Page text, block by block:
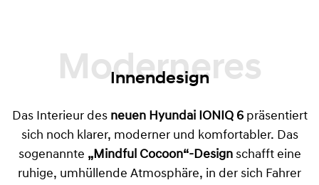
Moderneres
Innendesign
Das Interieur des neuen Hyundai IONIQ 6präsentiert
sich noch klarer, moderner und komfortabler. Das
sogenannte „Mindful Cocoon“-Designschafft eine
ruhige, umhüllende Atmosphäre, in der sich Fahrer